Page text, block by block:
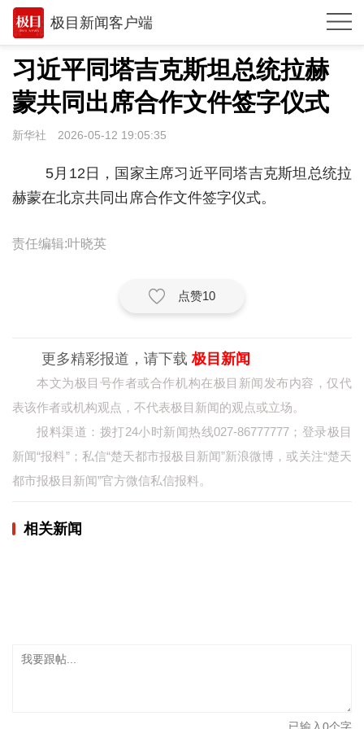
极目新闻客户端
推荐
观点
时政
武汉
经济
城建
科教
健康
相亲
创意
习近平同塔吉克斯坦总统拉赫
蒙共同出席合作文件签字仪式
新华社 2026-05-12 19:05:35
5月12日，国家主席习近平同塔吉克斯坦总统拉
赫蒙在北京共同出席合作文件签字仪式。
责任编辑:叶晓英
点赞10
更多精彩报道，请下载极目新闻
本文为极目号作者或合作机构在极目新闻发布内容，仅代
表该作者或机构观点，不代表极目新闻的观点或立场。
报料渠道：拨打24小时新闻热线027-86777777；登录极目
新闻“报料”；私信“楚天都市报极目新闻”新浪微博，或关注“楚天
都市报极目新闻”官方微信私信报料。
相关新闻
已输入 0个字